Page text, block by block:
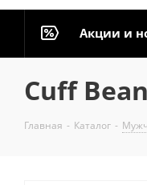
Акции и
Cuff
Главная - Каталог -